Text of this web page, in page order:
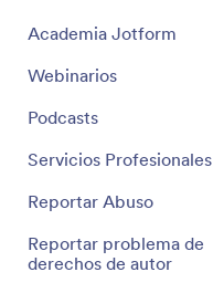
Academia Jotform
Webinarios
Podcasts
Servicios Profesionales
Reportar Abuso
Reportar problema de
derechos de autor